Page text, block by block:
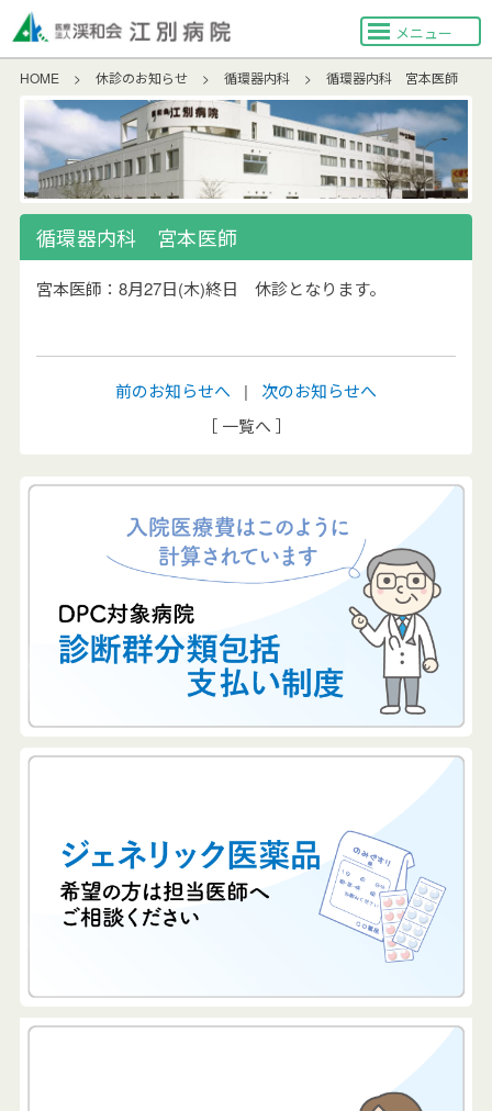
メニュー
HOME > 休診のお知らせ > 循環器内科 > 循環器内科 宮本医師
循環器内科 宮本医師
宮本医師：8月27日(木)終日 休診となります。
前のお知らせへ |
次のお知らせへ
［ 一覧へ ］